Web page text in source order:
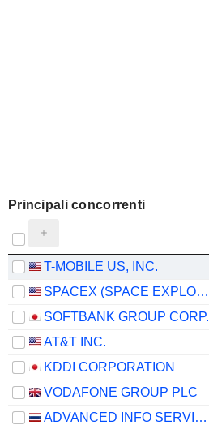
Principali concorrenti
T-MOBILE US, INC.
SPACEX (SPACE EXPLORATION TECHNOLOGIES)
SOFTBANK GROUP CORP.
AT&T INC.
KDDI CORPORATION
VODAFONE GROUP PLC
ADVANCED INFO SERVICE